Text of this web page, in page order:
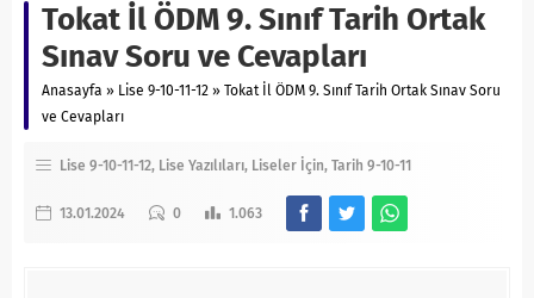
Tokat İl ÖDM 9. Sınıf Tarih Ortak
Sınav Soru ve Cevapları
Anasayfa » Lise 9-10-11-12 » Tokat İl ÖDM 9. Sınıf Tarih Ortak Sınav Soru
ve Cevapları
Lise 9-10-11-12 Lise Yazılıları Liseler İçin Tarih 9-10-11
13.01.2024 0 1.063